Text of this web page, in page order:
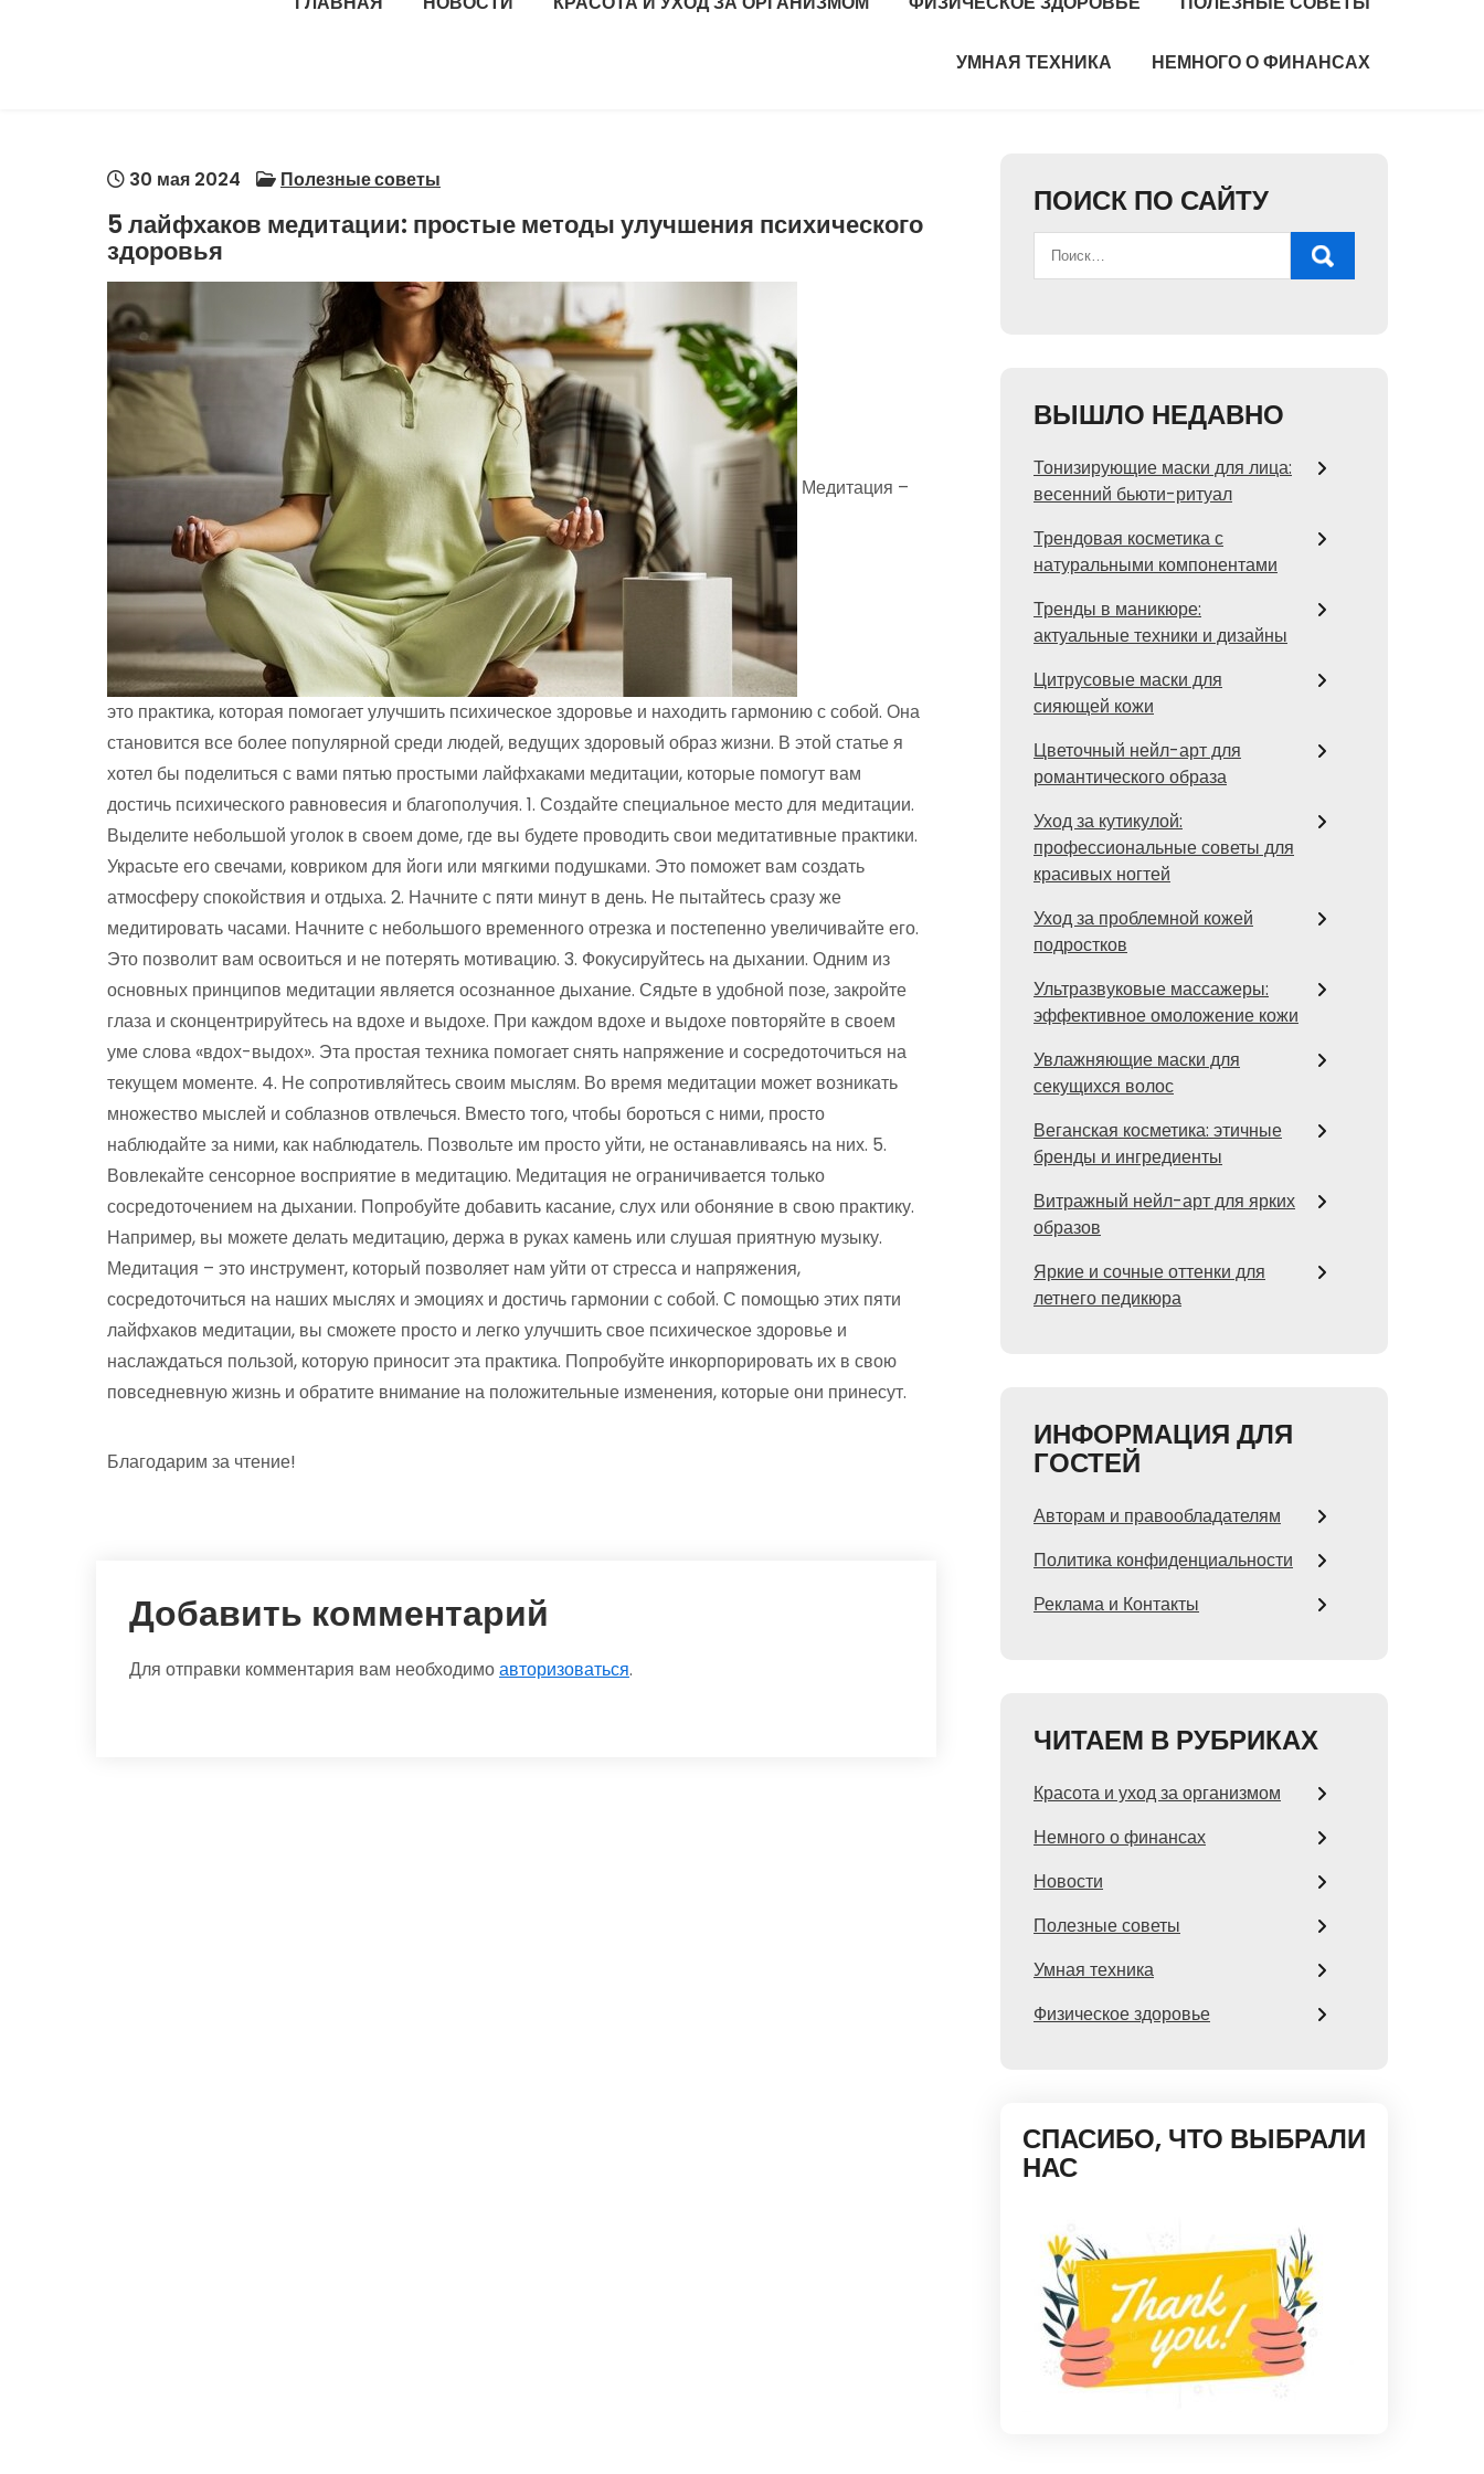
УМНАЯ ТЕХНИКА НЕМНОГО О ФИНАНСАХ
30 мая 2024 Полезные советы
5 лайфхаков медитации: простые методы улучшения психического
здоровья
Медитация –
это практика, которая помогает улучшить психическое здоровье и находить гармонию с собой. Она
становится все более популярной среди людей, ведущих здоровый образ жизни. В этой статье я
хотел бы поделиться с вами пятью простыми лайфхаками медитации, которые помогут вам
достичь психического равновесия и благополучия. 1. Создайте специальное место для медитации.
Выделите небольшой уголок в своем доме, где вы будете проводить свои медитативные практики.
Украсьте его свечами, ковриком для йоги или мягкими подушками. Это поможет вам создать
атмосферу спокойствия и отдыха. 2. Начните с пяти минут в день. Не пытайтесь сразу же
медитировать часами. Начните с небольшого временного отрезка и постепенно увеличивайте его.
Это позволит вам освоиться и не потерять мотивацию. 3. Фокусируйтесь на дыхании. Одним из
основных принципов медитации является осознанное дыхание. Сядьте в удобной позе, закройте
глаза и сконцентрируйтесь на вдохе и выдохе. При каждом вдохе и выдохе повторяйте в своем
уме слова «вдох-выдох». Эта простая техника помогает снять напряжение и сосредоточиться на
текущем моменте. 4. Не сопротивляйтесь своим мыслям. Во время медитации может возникать
множество мыслей и соблазнов отвлечься. Вместо того, чтобы бороться с ними, просто
наблюдайте за ними, как наблюдатель. Позвольте им просто уйти, не останавливаясь на них. 5.
Вовлекайте сенсорное восприятие в медитацию. Медитация не ограничивается только
сосредоточением на дыхании. Попробуйте добавить касание, слух или обоняние в свою практику.
Например, вы можете делать медитацию, держа в руках камень или слушая приятную музыку.
Медитация – это инструмент, который позволяет нам уйти от стресса и напряжения,
сосредоточиться на наших мыслях и эмоциях и достичь гармонии с собой. С помощью этих пяти
лайфхаков медитации, вы сможете просто и легко улучшить свое психическое здоровье и
наслаждаться пользой, которую приносит эта практика. Попробуйте инкорпорировать их в свою
повседневную жизнь и обратите внимание на положительные изменения, которые они принесут.
Благодарим за чтение!
Добавить комментарий
Для отправки комментария вам необходимоавторизоваться.
ПОИСК ПО САЙТУ
ВЫШЛО НЕДАВНО
Тонизирующие маски для лица:
весенний бьюти-ритуал
Трендовая косметика с
натуральными компонентами
Тренды в маникюре:
актуальные техники и дизайны
Цитрусовые маски для
сияющей кожи
Цветочный нейл-арт для
романтического образа
Уход за кутикулой:
профессиональные советы для
красивых ногтей
Уход за проблемной кожей
подростков
Ультразвуковые массажеры:
эффективное омоложение кожи
Увлажняющие маски для
секущихся волос
Веганская косметика: этичные
бренды и ингредиенты
Витражный нейл-арт для ярких
образов
Яркие и сочные оттенки для
летнего педикюра
ИНФОРМАЦИЯ ДЛЯ
ГОСТЕЙ
Авторам и правообладателям
Политика конфиденциальности
Реклама и Контакты
ЧИТАЕМ В РУБРИКАХ
Красота и уход за организмом
Немного о финансах
Новости
Полезные советы
Умная техника
Физическое здоровье
СПАСИБО, ЧТО ВЫБРАЛИ
НАС